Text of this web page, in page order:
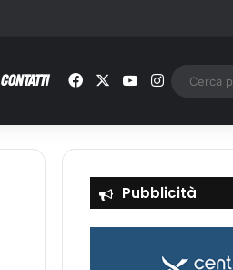
CONTATTI Facebook You TubeInstagram
Pubblicità